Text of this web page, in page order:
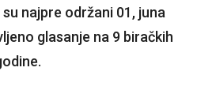
najpre održani 01, juna
glasanje na 9 biračkih